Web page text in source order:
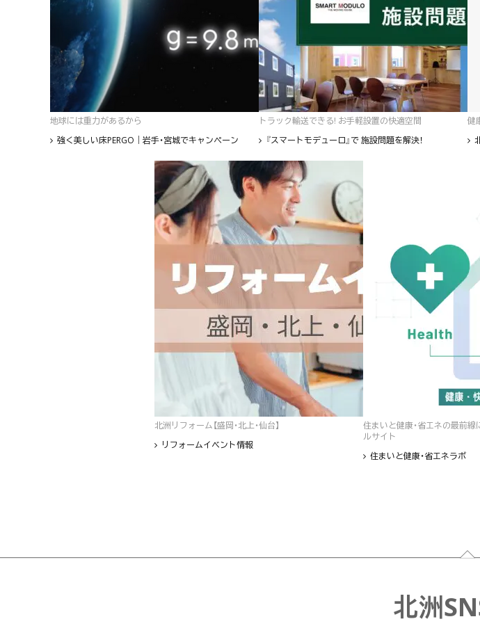
地球には重力があるから
強く美しい床PERGO｜岩手・宮城でキャンペーン
トラック輸送できる! お手軽設置の快適空間
『スマートモデューロ』で 施設問題を解決！
健
北洲リフォーム【盛岡・北上・仙台】
リフォームイベント情報
住まいと健康・省エネの最前
ルサイト
住まいと健康・省エネラボ
フッター
北洲